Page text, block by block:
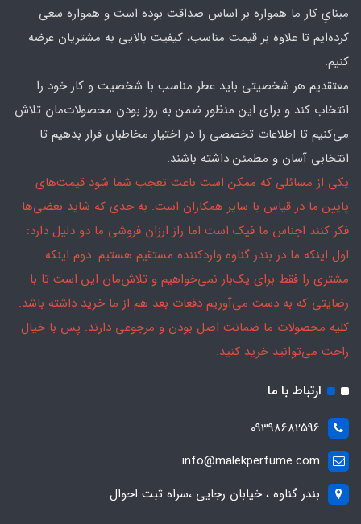
مبنایِ کار ما همواره بر اساس صداقت بوده است و همواره سعی
کرده‌ایم تا علاوه بر قیمت مناسب، کیفیت بالایی به مشتریان عرضه
کنیم.
معتقدیم هر شخصیتی باید عطر مناسب با شخصیت و کار خود را
انتخاب کند و برای این منظور ضمن به روز بودن محصولات‌مان تلاش
می‌کنیم تا اطلاعات تخصصی را در اختیار مخاطبان قرار بدهیم تا
انتخابی آسان و مطمئن داشته باشند.
یکی از مسائلی که ممکن است باعث تعجب شما شود قیمت‌های
پایین ما در قیاس با سایر همکاران است. به حدی که شاید بعضی‌ها
فکر کنند اجناس ما فیک است اما راز ارزان فروشی ما دو دلیل دارد:
اول اینکه ما در بندر گناوه واردکننده مستقیم هستیم. دوم اینکه
مشتری را فقط برای یک‌بار نمی‌خواهیم و تلاش‌مان این است تا با
رضایتی که به دست می‌آوریم دفعات بعد هم از ما خرید داشته باشد.
کلیه محصولات ما ضمانت اصل بودن و مرجوعی دارند. پس با خیال
راحت می‌توانید خرید کنید.
ارتباط با ما
09398682596
info@malekperfume.com
بندر گناوه ، خیابان رجایی ،سراه ثبت احوال